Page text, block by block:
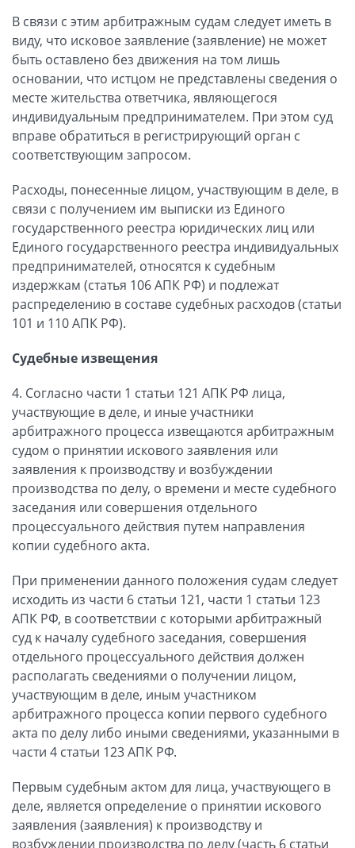
В связи с этим арбитражным судам следует иметь в
виду, что исковое заявление (заявление) не может
быть оставлено без движения на том лишь
основании, что истцом не представлены сведения о
месте жительства ответчика, являющегося
индивидуальным предпринимателем. При этом суд
вправе обратиться в регистрирующий орган с
соответствующим запросом.
Расходы, понесенные лицом, участвующим в деле, в
связи с получением им выписки из Единого
государственного реестра юридических лиц или
Единого государственного реестра индивидуальных
предпринимателей, относятся к судебным
издержкам (статья 106 АПК РФ) и подлежат
распределению в составе судебных расходов (статьи
101 и 110 АПК РФ).
Судебные извещения
4. Согласно части 1 статьи 121 АПК РФ лица,
участвующие в деле, и иные участники
арбитражного процесса извещаются арбитражным
судом о принятии искового заявления или
заявления к производству и возбуждении
производства по делу, о времени и месте судебного
заседания или совершения отдельного
процессуального действия путем направления
копии судебного акта.
При применении данного положения судам следует
исходить из части 6 статьи 121, части 1 статьи 123
АПК РФ, в соответствии с которыми арбитражный
суд к началу судебного заседания, совершения
отдельного процессуального действия должен
располагать сведениями о получении лицом,
участвующим в деле, иным участником
арбитражного процесса копии первого судебного
акта по делу либо иными сведениями, указанными в
части 4 статьи 123 АПК РФ.
Первым судебным актом для лица, участвующего в
деле, является определение о принятии искового
заявления (заявления) к производству и
возбуждении производства по делу (часть 6 статьи